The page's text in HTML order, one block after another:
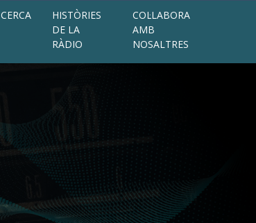
CERCA
HISTÒRIES
DE LA
RÀDIO
COL·LABORA
AMB
NOSALTRES